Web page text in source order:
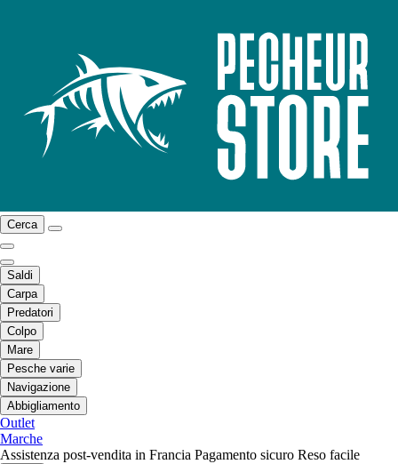
Cerca
Saldi
Carpa
Predatori
Colpo
Mare
Pesche varie
Navigazione
Abbigliamento
Outlet
Marche
Assistenza post-vendita in Francia Pagamento sicuro Reso facile